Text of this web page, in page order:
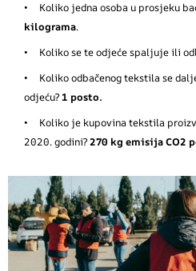
Koliko jedna osoba u prosjeku
kilograma.
Koliko se te odjeće spaljuje ili
Koliko odbačenog tekstila se
odjeću?1 posto.
Koliko je kupovina tekstila
2020. godini?270 kg emisija CO2